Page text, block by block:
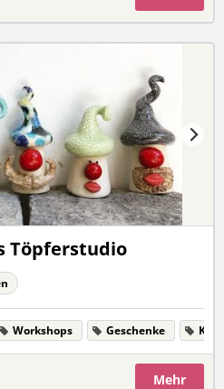
Töpferstudio
Workshops Geschenke
Mehr